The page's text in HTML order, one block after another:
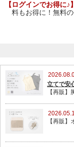
【ログインでお得に♪】
料もお得に！無料
立てで安